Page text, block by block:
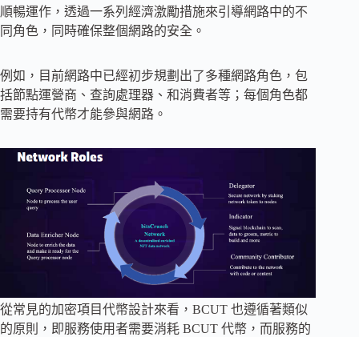
順暢運作，透過一系列經濟激勵措施來引導網路中的不
同角色，同時確保整個網路的安全。
例如，目前網路中已經初步規劃出了多種網路角色，包
括節點運營商、查詢處理器、和消費者等；每個角色都
需要持有代幣才能參與網路。
從常見的加密項目代幣設計來看，BCUT 也遵循著類似
的原則，即服務使用者需要消耗 BCUT 代幣，而服務的